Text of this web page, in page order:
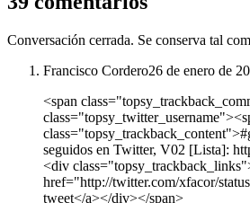
Conversación cerrada. Se conserva tal
Francisco Cordero26 de enero de
<span
seguidos en Twitter, V02 [Lista]:
<div
href="http://twitter.com/xfacor/
tweet</a></div></span>